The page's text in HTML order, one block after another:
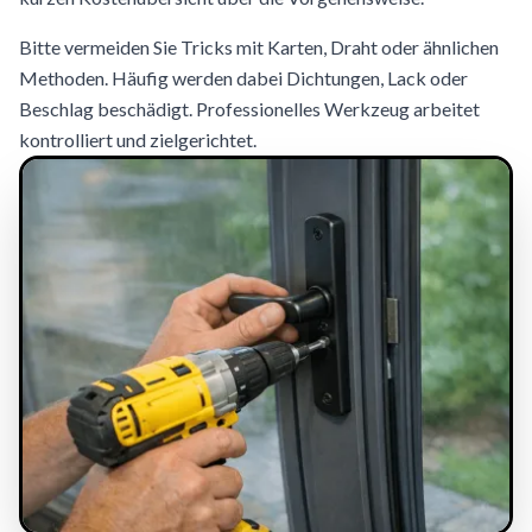
Bitte vermeiden Sie Tricks mit Karten, Draht oder ähnlichen
Methoden. Häufig werden dabei Dichtungen, Lack oder
Beschlag beschädigt. Professionelles Werkzeug arbeitet
kontrolliert und zielgerichtet.